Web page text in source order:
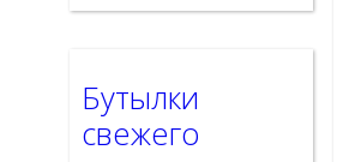
Бутылки
свежего